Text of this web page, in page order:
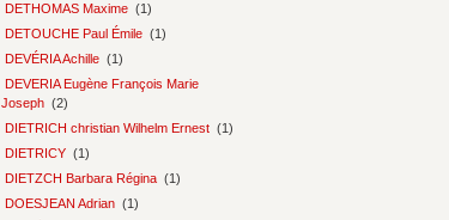
DETHOMAS Maxime (1)
DETOUCHE Paul Émile (1)
DEVÉRIA Achille (1)
DEVERIA Eugène François Marie
Joseph (2)
DIETRICH christian Wilhelm Ernest (1)
DIETRICY (1)
DIETZCH Barbara Régina (1)
DOESJEAN Adrian (1)